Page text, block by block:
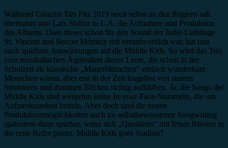
Während Gitarrist Tim Fitz 2019 noch selbst an den Reglern saß,
übernahm nun Lars Stalfor in L.A. die Aufnahme und Produktion
des Albums. Dass dieser schon für den Sound der Indie-Lieblinge
St. Vincent und Soccer Mommy mit verantwortlich war, hat nun
auch spürbare Auswirkungen auf die Middle Kids. So wird das Trio
zum musikalischen Äquivalent dieser Leute, die schon in der
Schulzeit als klassische „Mauerblümchen“ einfach wunderbare
Menschen waren, aber erst in der Zeit losgelöst von starren
Strukturen und dummen Blicken richtig aufblühen. Ja, die Songs der
Middle Kids sind weiterhin keine In-your-Face-Nummern, die um
Aufmerksamkeit betteln. Aber doch sind die neuen
Produktionsmöglichkeiten auch im selbstbewussteren Songwriting
spätestens dann spürbar, wenn sich „Questions“ mit fetten Bläsern in
die erste Reihe pustet. Middle Kids goes Stadion?